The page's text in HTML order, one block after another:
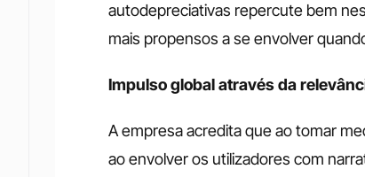
autodepreciativas repercute bem
mais propensos a se envolver
Impulso global através da
A empresa acredita que ao tomar
ao envolver os utilizadores com